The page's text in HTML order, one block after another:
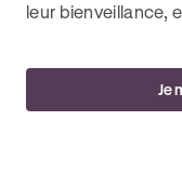
leur bienveillance,
Je